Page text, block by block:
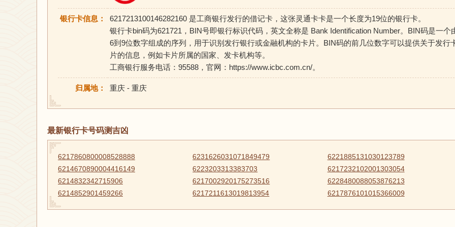
银行卡信息：
6217213100146282160 是工商银行发行的借记卡，这张灵通卡卡是一个长度为19位的银行卡。
银行卡bin码为621721，BIN号即银行标识代码，英文全称是 Bank Identification Number。BIN码是一个
6到9位数字组成的序列，用于识别发行银行或金融机构的卡片。BIN码的前几位数字可以提供关于发行
片的信息，例如卡片所属的国家、发卡机构等。
工商银行服务电话：95588，官网：https://www.icbc.com.cn/。
归属地： 重庆 - 重庆
最新银行卡号码测吉凶
6217860800008528888 6231626031071849479
6221885131030123789
6214670890004416149
6223203313383703
6217232102001303054
6214832342715906
6217002920175273516
6228480088053876213
6214852901459266
6217211613019813954 6217876101015366009